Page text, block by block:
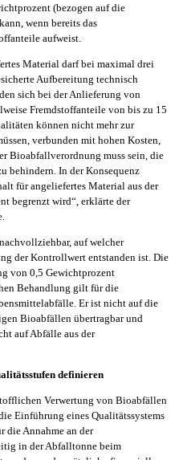
(bezogen auf die
wenn bereits das
aufweist.
Material darf bei maximal drei
Aufbereitung technisch
sich bei der Anlieferung von
Fremdstoffanteile von bis zu 15
können nicht mehr zur
verbunden mit hohen Kosten,
Bioabfallverordnung muss sein, die
behindern. In der Konsequenz
für angeliefertes Material aus der
begrenzt wird“, erklärte der
auf welcher
der Kontrollwert entstanden ist. Die
von 0,5 Gewichtprozent
Behandlung gilt für die
Er ist nicht auf die
Bioabfällen übertragbar und
auf Abfälle aus der
definieren
Verwertung von Bioabfällen
Einführung eines Qualitätssystems
die Annahme an der
in der Abfalltonne beim